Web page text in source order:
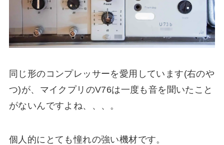
同じ形のコンプレッサーを愛用しています(右のや
つ)が、マイクプリのV76は一度も音を聞いたこと
がないんですよね、、、。
個人的にとても憧れの強い機材です。